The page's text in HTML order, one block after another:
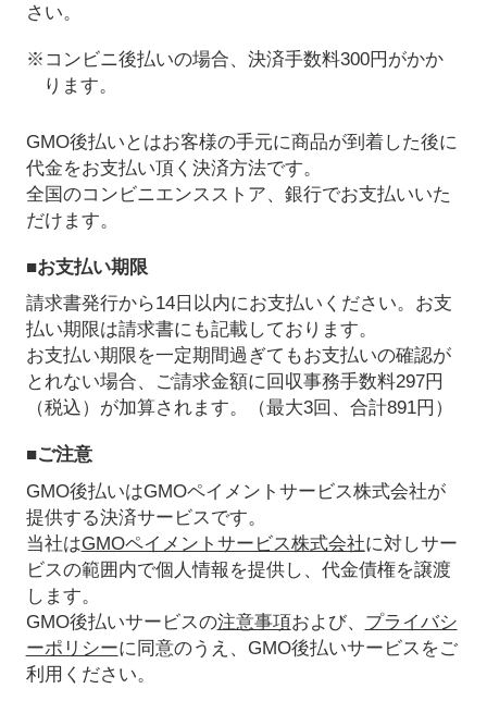
さい。
※コンビニ後払いの場合、決済手数料300円がかか
ります。
GMO後払いとはお客様の手元に商品が到着した後に
代金をお支払い頂く決済方法です。
全国のコンビニエンスストア、銀行でお支払いいた
だけます。
■お支払い期限
請求書発行から14日以内にお支払いください。お支
払い期限は請求書にも記載しております。
お支払い期限を一定期間過ぎてもお支払いの確認が
とれない場合、ご請求金額に回収事務手数料297円
（税込）が加算されます。（最大3回、合計891円）
■ご注意
GMO後払いはGMOペイメントサービス株式会社が
提供する決済サービスです。
当社はGMOペイメントサービス株式会社に対しサー
ビスの範囲内で個人情報を提供し、代金債権を譲渡
します。
GMO後払いサービスの注意事項および、 プライバシ
ーポリシーに同意のうえ、GMO後払いサービスをご
利用ください。